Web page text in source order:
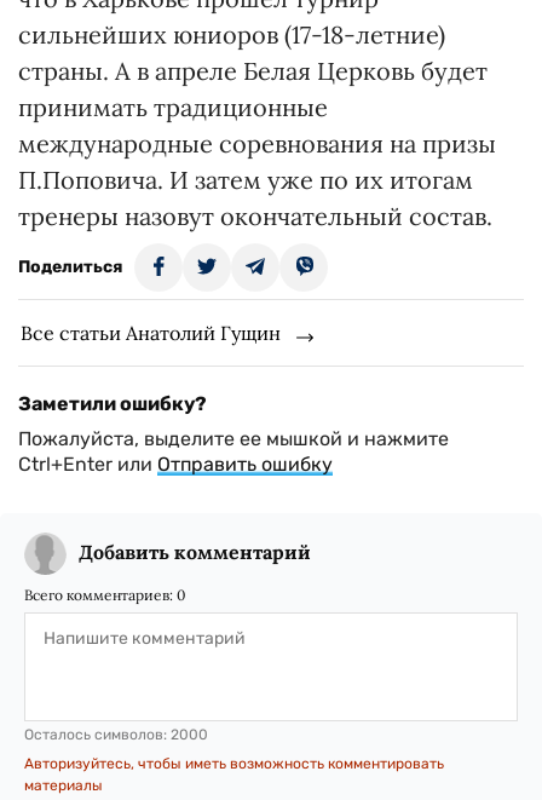
сильнейших юниоров (17-18-летние)
страны. А в апреле Белая Церковь будет
принимать традиционные
международные соревнования на призы
П.Поповича. И затем уже по их итогам
тренеры назовут окончательный состав.
Поделиться
Все статьи Анатолий Гущин
Заметили ошибку?
Пожалуйста, выделите ее мышкой и нажмите
Ctrl+Enter или Отправить ошибку
Добавить комментарий
Всего комментариев: 0
Осталось символов: 2000
Авторизуйтесь, чтобы иметь возможность комментировать
материалы